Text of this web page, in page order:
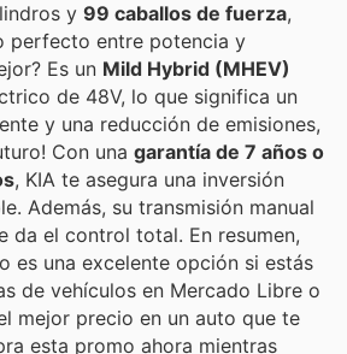
y 99 caballos de fuerza,
perfecto entre potencia y
Es un Mild Hybrid (MHEV)
de 48V, lo que significa un
y una reducción de emisiones,
Con una garantía de 7 años o
, KIA te asegura una inversión
Además, su transmisión manual
da el control total. En resumen,
es una excelente opción si estás
de vehículos en Mercado Libre o
mejor precio en un auto que te
esta promo ahora mientras